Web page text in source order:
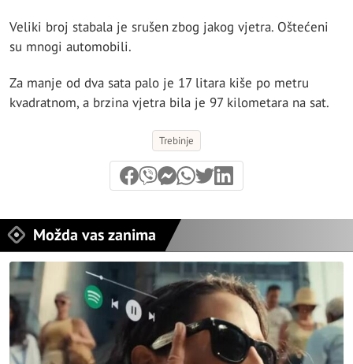
Veliki broj stabala je srušen zbog jakog vjetra. Oštećeni
su mnogi automobili.
Za manje od dva sata palo je 17 litara kiše po metru
kvadratnom, a brzina vjetra bila je 97 kilometara na sat.
Trebinje
Možda vas zanima